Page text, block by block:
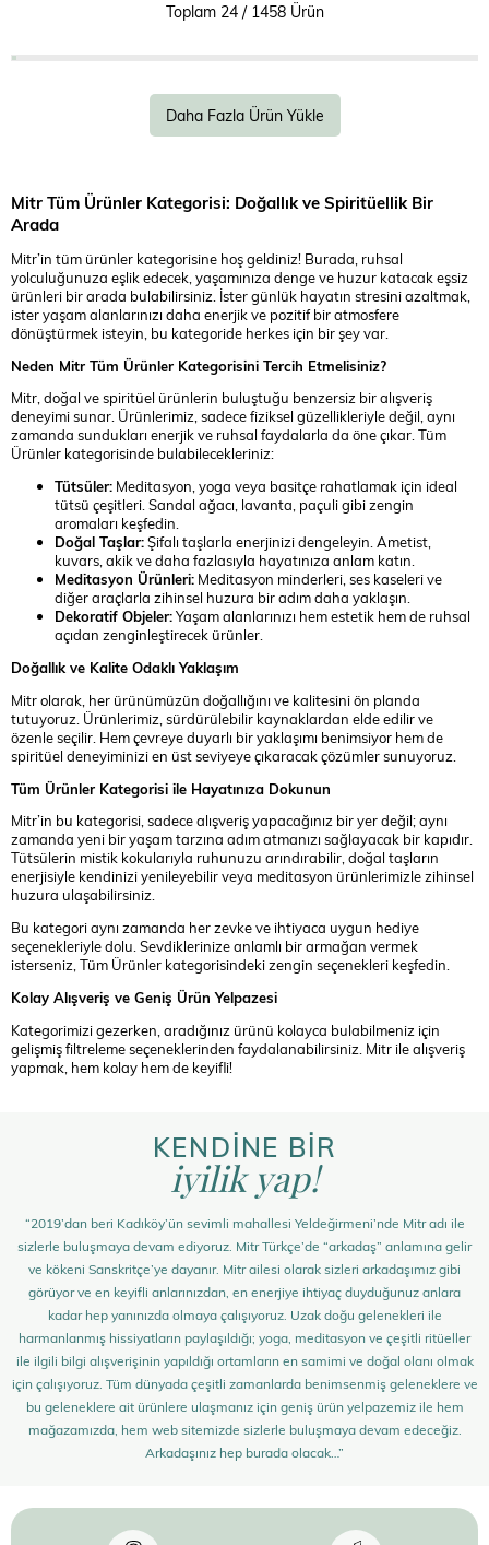
Toplam 24/ 1458Ürün
Daha Fazla Ürün Yükle
Mitr Tüm Ürünler Kategorisi: Doğallık ve Spiritüellik Bir
Arada
Mitr’in tüm ürünler kategorisine hoş geldiniz! Burada, ruhsal
yolculuğunuza eşlik edecek, yaşamınıza denge ve huzur katacak eşsiz
ürünleri bir arada bulabilirsiniz. İster günlük hayatın stresini azaltmak,
ister yaşam alanlarınızı daha enerjik ve pozitif bir atmosfere
dönüştürmek isteyin, bu kategoride herkes için bir şey var.
Neden Mitr Tüm Ürünler Kategorisini Tercih Etmelisiniz?
Mitr, doğal ve spiritüel ürünlerin buluştuğu benzersiz bir alışveriş
deneyimi sunar. Ürünlerimiz, sadece fiziksel güzellikleriyle değil, aynı
zamanda sundukları enerjik ve ruhsal faydalarla da öne çıkar. Tüm
Ürünler kategorisinde bulabilecekleriniz:
Tütsüler: Meditasyon, yoga veya basitçe rahatlamak için ideal
tütsü çeşitleri. Sandal ağacı, lavanta, paçuli gibi zengin
aromaları keşfedin.
Doğal Taşlar:Şifalı taşlarla enerjinizi dengeleyin. Ametist,
kuvars, akik ve daha fazlasıyla hayatınıza anlam katın.
Meditasyon Ürünleri: Meditasyon minderleri, ses kaseleri ve
diğer araçlarla zihinsel huzura bir adım daha yaklaşın.
Dekoratif Objeler:Yaşam alanlarınızı hem estetik hem de ruhsal
açıdan zenginleştirecek ürünler.
Doğallık ve Kalite Odaklı Yaklaşım
Mitr olarak, her ürünümüzün doğallığını ve kalitesini ön planda
tutuyoruz. Ürünlerimiz, sürdürülebilir kaynaklardan elde edilir ve
özenle seçilir. Hem çevreye duyarlı bir yaklaşımı benimsiyor hem de
spiritüel deneyiminizi en üst seviyeye çıkaracak çözümler sunuyoruz.
Tüm Ürünler Kategorisi ile Hayatınıza Dokunun
Mitr’in bu kategorisi, sadece alışveriş yapacağınız bir yer değil; aynı
zamanda yeni bir yaşam tarzına adım atmanızı sağlayacak bir kapıdır.
Tütsülerin mistik kokularıyla ruhunuzu arındırabilir, doğal taşların
enerjisiyle kendinizi yenileyebilir veya meditasyon ürünlerimizle zihinsel
huzura ulaşabilirsiniz.
Bu kategori aynı zamanda her zevke ve ihtiyaca uygun hediye
seçenekleriyle dolu. Sevdiklerinize anlamlı bir armağan vermek
isterseniz, Tüm Ürünler kategorisindeki zengin seçenekleri keşfedin.
Kolay Alışveriş ve Geniş Ürün Yelpazesi
Kategorimizi gezerken, aradığınız ürünü kolayca bulabilmeniz için
gelişmiş filtreleme seçeneklerinden faydalanabilirsiniz. Mitr ile alışveriş
yapmak, hem kolay hem de keyifli!
KENDİNE BİR
iyilik yap!
“2019’dan beri Kadıköy’ün sevimli mahallesi Yeldeğirmeni’nde Mitr adı ile
sizlerle buluşmaya devam ediyoruz. Mitr Türkçe’de “arkadaş” anlamına gelir
ve kökeni Sanskritçe’ye dayanır. Mitr ailesi olarak sizleri arkadaşımız gibi
görüyor ve en keyifli anlarınızdan, en enerjiye ihtiyaç duyduğunuz anlara
kadar hep yanınızda olmaya çalışıyoruz. Uzak doğu gelenekleri ile
harmanlanmış hissiyatların paylaşıldığı; yoga, meditasyon ve çeşitli ritüeller
ile ilgili bilgi alışverişinin yapıldığı ortamların en samimi ve doğal olanı olmak
için çalışıyoruz. Tüm dünyada çeşitli zamanlarda benimsenmiş geleneklere ve
bu geleneklere ait ürünlere ulaşmanız için geniş ürün yelpazemiz ile hem
mağazamızda, hem web sitemizde sizlerle buluşmaya devam edeceğiz.
Arkadaşınız hep burada olacak…”